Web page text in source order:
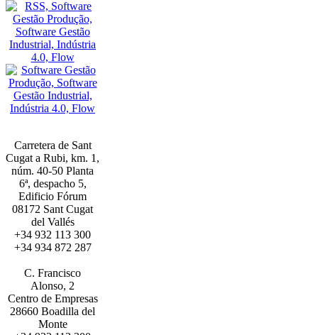
Carretera de Sant
Cugat a Rubi, km. 1,
núm. 40-50 Planta
6ª, despacho 5,
Edificio Fórum
08172 Sant Cugat
del Vallés
+34 932 113 300
+34 934 872 287
C. Francisco
Alonso, 2
Centro de Empresas
28660 Boadilla del
Monte